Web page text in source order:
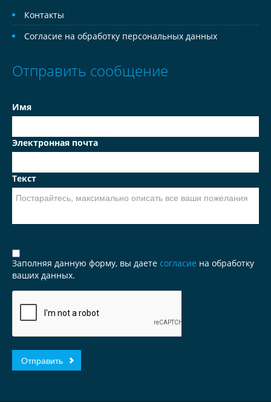
Контакты
Согласие на обработку персональных данных
Отправить сообщение
Имя
Электронная почта
Текст
Заполняя данную форму, вы даете согласие на обработку
ваших данных.